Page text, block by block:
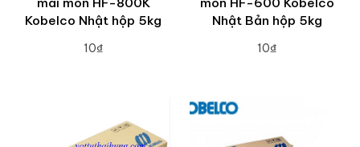
mài mòn HF-800K
Kobelco Nhật hộp 5kg
10₫
mòn HF-600 Kobelco
Nhật Bản hộp 5kg
10₫